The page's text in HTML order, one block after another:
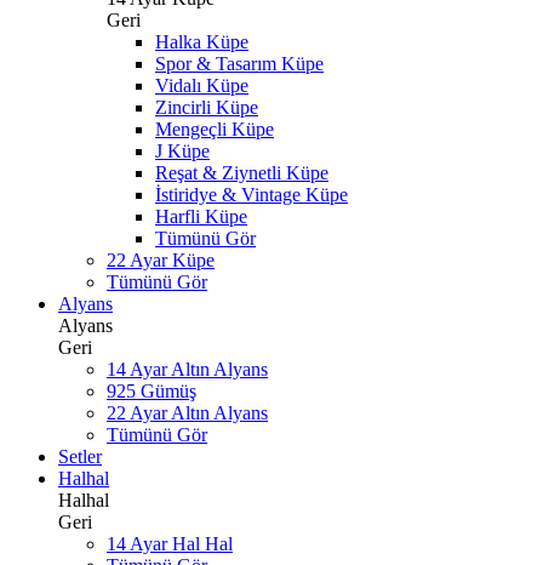
Geri
Halka Küpe
Spor & Tasarım Küpe
Vidalı Küpe
Zincirli Küpe
Mengeçli Küpe
J Küpe
Reşat & Ziynetli Küpe
İstiridye & Vintage Küpe
Harfli Küpe
Tümünü Gör
22 Ayar Küpe
Tümünü Gör
Alyans
Alyans
Geri
14 Ayar Altın Alyans
925 Gümüş
22 Ayar Altın Alyans
Tümünü Gör
Setler
Halhal
Halhal
Geri
14 Ayar Hal Hal